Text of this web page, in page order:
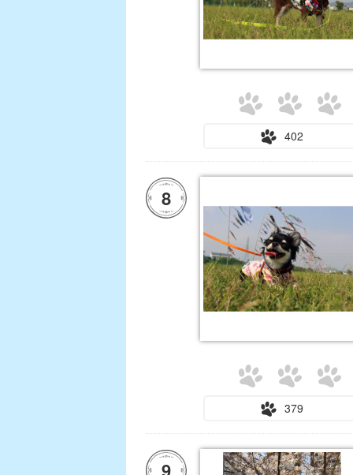
402
8
379